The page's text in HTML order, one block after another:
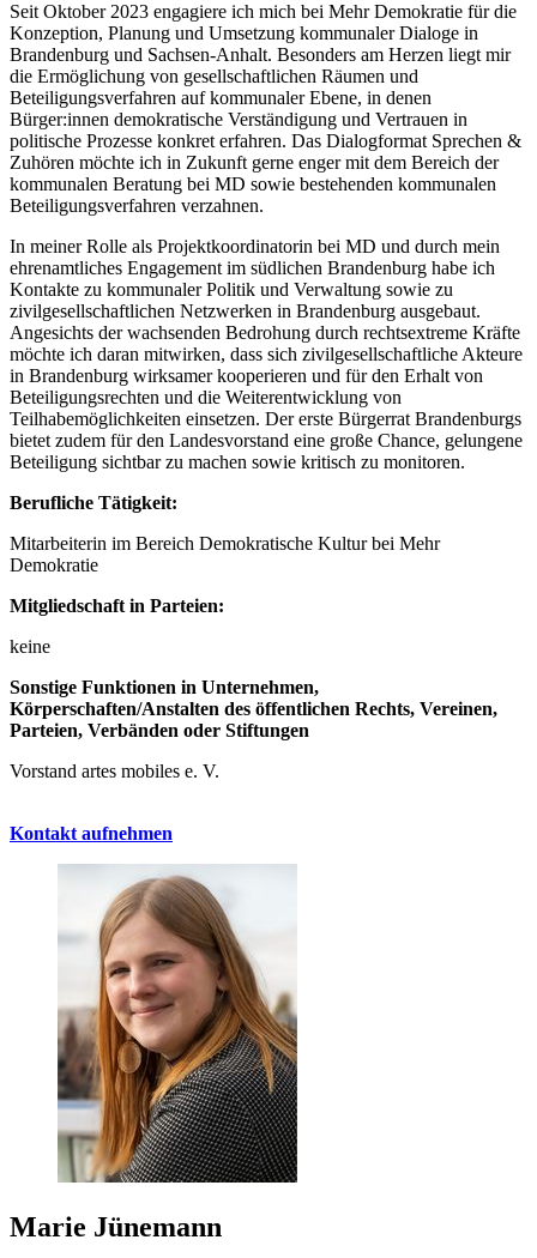
Seit Oktober 2023 engagiere ich mich bei Mehr Demokratie für die
Konzeption, Planung und Umsetzung kommunaler Dialoge in
Brandenburg und Sachsen-Anhalt. Besonders am Herzen liegt mir
die Ermöglichung von gesellschaftlichen Räumen und
Beteiligungsverfahren auf kommunaler Ebene, in denen
Bürger:innen demokratische Verständigung und Vertrauen in
politische Prozesse konkret erfahren. Das Dialogformat Sprechen &
Zuhören möchte ich in Zukunft gerne enger mit dem Bereich der
kommunalen Beratung bei MD sowie bestehenden kommunalen
Beteiligungsverfahren verzahnen.
In meiner Rolle als Projektkoordinatorin bei MD und durch mein
ehrenamtliches Engagement im südlichen Brandenburg habe ich
Kontakte zu kommunaler Politik und Verwaltung sowie zu
zivilgesellschaftlichen Netzwerken in Brandenburg ausgebaut.
Angesichts der wachsenden Bedrohung durch rechtsextreme Kräfte
möchte ich daran mitwirken, dass sich zivilgesellschaftliche Akteure
in Brandenburg wirksamer kooperieren und für den Erhalt von
Beteiligungsrechten und die Weiterentwicklung von
Teilhabemöglichkeiten einsetzen. Der erste Bürgerrat Brandenburgs
bietet zudem für den Landesvorstand eine große Chance, gelungene
Beteiligung sichtbar zu machen sowie kritisch zu monitoren.
Berufliche Tätigkeit:
Mitarbeiterin im Bereich Demokratische Kultur bei Mehr
Demokratie
Mitgliedschaft in Parteien:
keine
Sonstige Funktionen in Unternehmen,
Körperschaften/Anstalten des öffentlichen Rechts, Vereinen,
Parteien, Verbänden oder Stiftungen
Vorstand artes mobiles e. V.
Kontakt aufnehmen
Marie Jünemann